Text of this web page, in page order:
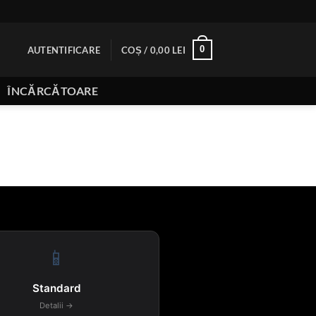
AUTENTIFICARE COȘ / 0,00 LEI 0
ÎNCĂRCĂTOARE
📱
Standard
Detalii →